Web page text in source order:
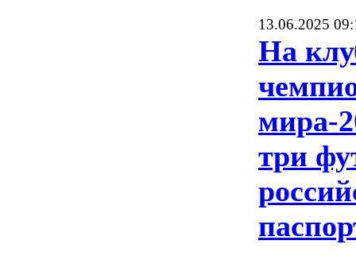
13.06.2025
На
мира-
три